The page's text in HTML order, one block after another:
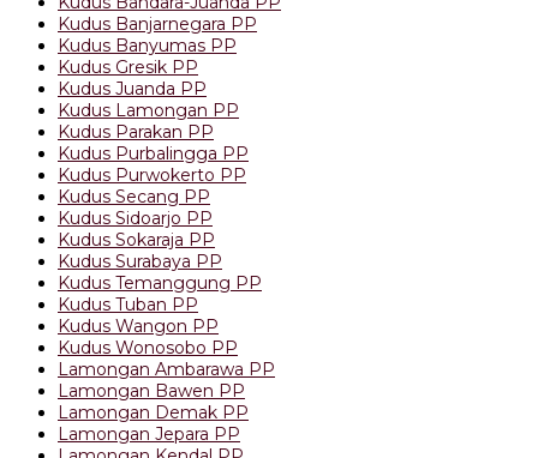
Kudus Banjarnegara PP
Kudus Banyumas PP
Kudus Gresik PP
Kudus Juanda PP
Kudus Lamongan PP
Kudus Parakan PP
Kudus Purbalingga PP
Kudus Purwokerto PP
Kudus Secang PP
Kudus Sidoarjo PP
Kudus Sokaraja PP
Kudus Surabaya PP
Kudus Temanggung PP
Kudus Tuban PP
Kudus Wangon PP
Kudus Wonosobo PP
Lamongan Ambarawa PP
Lamongan Bawen PP
Lamongan Demak PP
Lamongan Jepara PP